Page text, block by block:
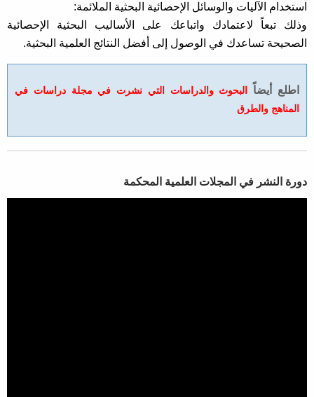
استخدام الآليات والوسائل الإحصائية البحثية الملائمة:
وذلك تبعاً لاعتمادك واتباعك على الأساليب البحثية الإحصائية
الصحيحة تساعدك في الوصول إلى أفضل النتائج العلمية البحثية.
اطلع أيضاً
البحوث والدراسات التي نشرت في مجلة دراسات في
المناهج والطرق
دورة النشر في المجلات العلمية المحكمة